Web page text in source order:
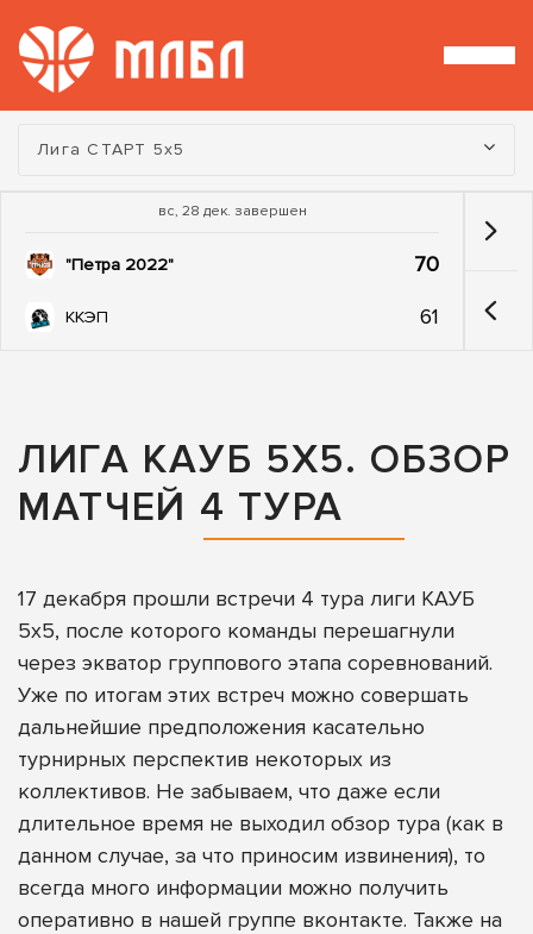
Турнир:
Лига СТАРТ 5х5
вс, 28 дек. завершен
"Петра 2022" 70
ККЭП 61
ЛИГА КАУБ 5Х5. ОБЗОР
МАТЧЕЙ 4 ТУРА
17 декабря прошли встречи 4 тура лиги КАУБ
5х5, после которого команды перешагнули
через экватор группового этапа соревнований.
Уже по итогам этих встреч можно совершать
дальнейшие предположения касательно
турнирных перспектив некоторых из
коллективов. Не забываем, что даже если
длительное время не выходил обзор тура (как в
данном случае, за что приносим извинения), то
всегда много информации можно получить
оперативно в нашей группе вконтакте. Также на